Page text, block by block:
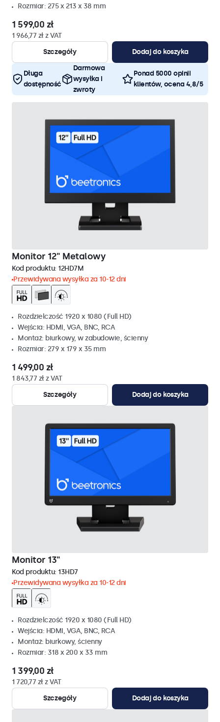
Rozmiar: 275 x 213 x 38 mm
1 599,00 zł
1 966,77 zł z VAT
Szczegóły
Dodaj do koszyka
Długa
dostępność
Darmowa
wysyłka i
zwroty
Ponad 5000 opinii
klientów, ocena 4,8/5
Monitor 12" Metalowy
Kod produktu: 12HD7M
Przewidywana wysyłka za 10-12 dni
Rozdzielczość 1920 x 1080 (Full HD)
Wejścia: HDMI, VGA, BNC, RCA
Montaż: biurkowy, w zabudowie, ścienny
Rozmiar: 279 x 179 x 35 mm
1 499,00 zł
1 843,77 zł z VAT
Szczegóły
Dodaj do koszyka
Monitor 13"
Kod produktu: 13HD7
Przewidywana wysyłka za 10-12 dni
Rozdzielczość 1920 x 1080 (Full HD)
Wejścia: HDMI, VGA, BNC, RCA
Montaż: biurkowy, ścienny
Rozmiar: 318 x 200 x 33 mm
1 399,00 zł
1 720,77 zł z VAT
Szczegóły
Dodaj do koszyka